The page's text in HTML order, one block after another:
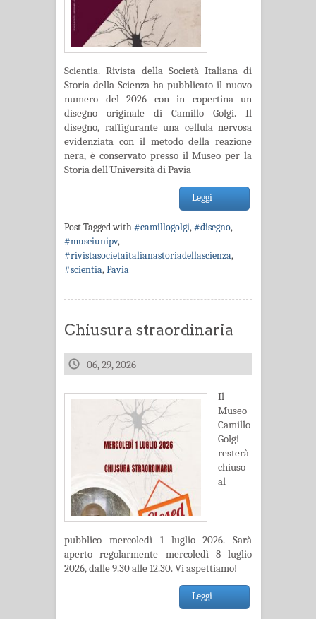
Scientia. Rivista della Società Italiana di
Storia della Scienza ha pubblicato il nuovo
numero del 2026 con in copertina un
disegno originale di Camillo Golgi. Il
disegno, raffigurante una cellula nervosa
evidenziata con il metodo della reazione
nera, è conservato presso il Museo per la
Storia dell’Università di Pavia
Leggi
Post Tagged with#camillogolgi,#disegno,
#museiunipv,
#rivistasocietaitalianastoriadellascienza,
#scientia,Pavia
Chiusura straordinaria
06, 29, 2026
Il
Museo
Camillo
Golgi
resterà
chiuso
al
pubblico mercoledì 1 luglio 2026. Sarà
aperto regolarmente mercoledì 8 luglio
2026, dalle 9.30 alle 12.30. Vi aspettiamo!
Leggi